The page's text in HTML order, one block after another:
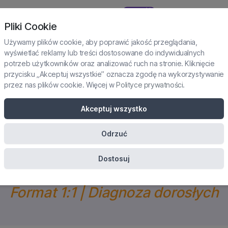
GABINETOWA
diagnostycznego i
prawdziwymi pacjentami.
Format 1:1 | Diagnoza dorosłych
Pliki Cookie
Używamy plików cookie, aby poprawić jakość przeglądania,
wyświetlać reklamy lub treści dostosowane do indywidualnych
potrzeb użytkowników oraz analizować ruch na stronie. Kliknięcie
przycisku „Akceptuj wszystkie” oznacza zgodę na wykorzystywanie
przez nas plików cookie. Więcej wPolityce prywatności.
Akceptuj wszystko
Odrzuć
Dostosuj